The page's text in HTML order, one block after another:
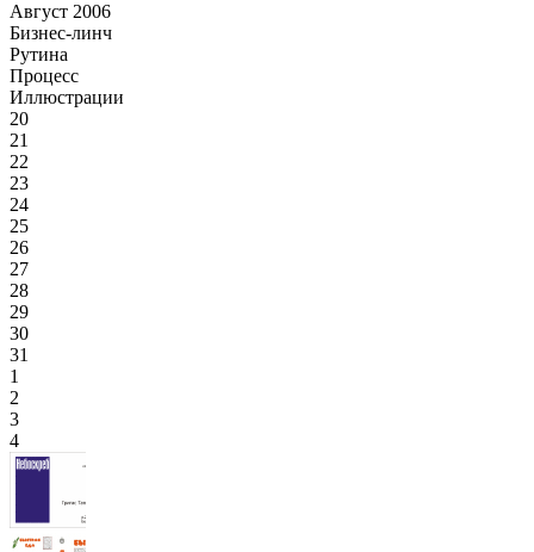
Август 2006
Бизнес-линч
Рутина
Процесс
Иллюстрации
20
21
22
23
24
25
26
27
28
29
30
31
1
2
3
4